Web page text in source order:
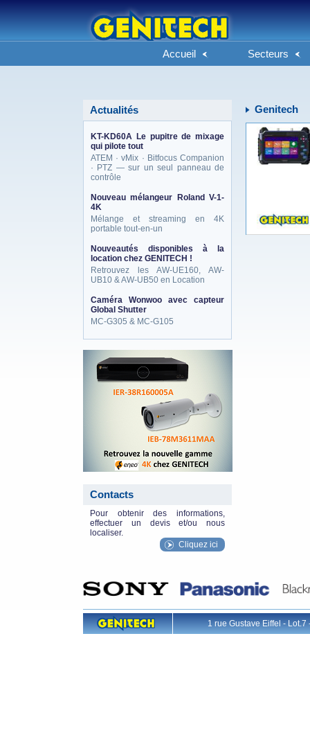
Accueil Secteurs
Actualités
KT-KD60A Le pupitre de mixage
qui pilote tout
ATEM · vMix · Bitfocus Companion
· PTZ — sur un seul panneau de
contrôle
Nouveau mélangeur Roland V-1-
4K
Mélange et streaming en 4K
portable tout-en-un
Nouveautés disponibles à la
location chez GENITECH !
Retrouvez les AW-UE160, AW-
UB10 & AW-UB50 en Location
Caméra Wonwoo avec capteur
Global Shutter
MC-G305 & MC-G105
Contacts
Pour obtenir des informations,
effectuer un devis et/ou nous
localiser.
Cliquez ici
Genitech
1 rue Gustave Eiffel -